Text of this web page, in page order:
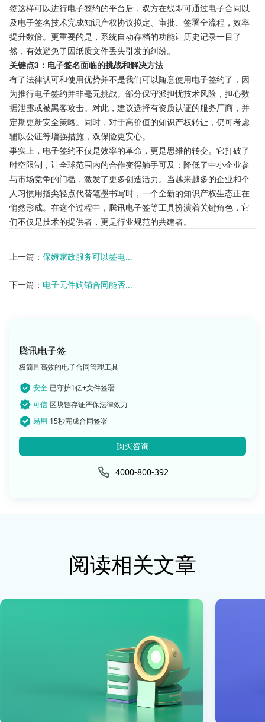
签这样可以进行电子签约的平台后，双方在线即可通过电子合同以
及电子签名技术完成知识产权协议拟定、审批、签署全流程，效率
提升数倍。更重要的是，系统自动存档的功能让历史记录一目了
然，有效避免了因纸质文件丢失引发的纠纷。
关键点3：电子签名面临的挑战和解决方法
有了法律认可和使用优势并不是我们可以随意使用电子签约了，因
为推行电子签约并非毫无挑战。部分保守派担忧技术风险，担心数
据泄露或被黑客攻击。对此，建议选择有资质认证的服务厂商，并
定期更新安全策略。同时，对于高价值的知识产权转让，仍可考虑
辅以公证等增强措施，双保险更安心。
事实上，电子签约不仅是效率的革命，更是思维的转变。它打破了
时空限制，让全球范围内的合作变得触手可及；降低了中小企业参
与市场竞争的门槛，激发了更多创造活力。当越来越多的企业和个
人习惯用指尖轻点代替笔墨书写时，一个全新的知识产权生态正在
悄然形成。在这个过程中，腾讯电子签等工具扮演着关键角色，它
们不仅是技术的提供者，更是行业规范的共建者。
上一篇： 保姆家政服务可以签电...
下一篇： 电子元件购销合同能否...
腾讯电子签
极简且高效的电子合同管理工具
安全 已守护1亿+文件签署
可信 区块链存证严保法律效力
易用 15秒完成合同签署
购买咨询
4000-800-392
阅读相关文章